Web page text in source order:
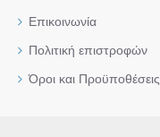
Επικοινωνία
Πολιτική επιστροφών
Όροι και Προϋποθέσεις